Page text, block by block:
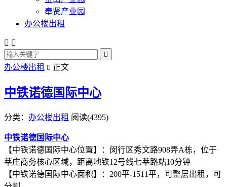
奉贤产业园
办公楼出租
 

办公楼出租  正文
中铁诺德国际中心
分类： 办公楼出租 阅读(4395)
中铁诺德国际中心
【中铁诺德国际中心位置】：闵行区秀文路908弄A栋，位于
莘庄商务核心区域，距离地铁12号线七莘路站10分钟
【中铁诺德国际中心面积】：200平-1511平，可整层出租，可